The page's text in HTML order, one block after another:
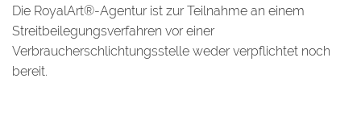
Die RoyalArt®-Agentur ist zur Teilnahme an einem
Streitbeilegungsverfahren vor einer
Verbraucherschlichtungsstelle weder verpflichtet noch
bereit.